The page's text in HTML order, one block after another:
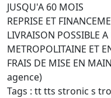
JUSQU'A 60 MOIS
REPRISE ET
LIVRAISON POSSIBLE
METROPOLITAINE ET
FRAIS DE MISE EN
agence)
Tags : tt tts stronic s